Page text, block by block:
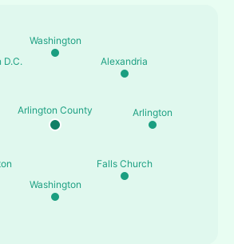
Arlington County Arlington
Falls Church
Washington
D.C.
Washington
Alexandria